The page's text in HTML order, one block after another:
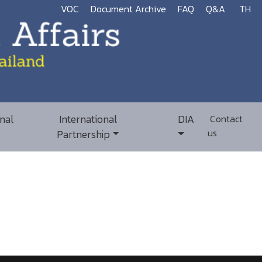
VOC Document Archive FAQ Q&A TH
International
Partnership
DIA
Contact
us